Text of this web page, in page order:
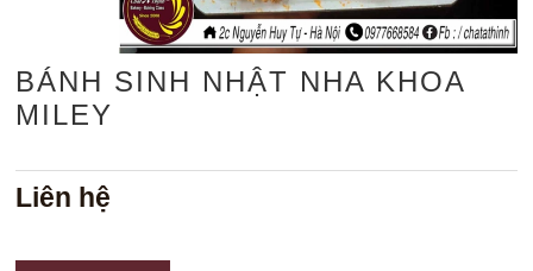
BÁNH SINH NHẬT NHA KHOA
MILEY
Liên hệ